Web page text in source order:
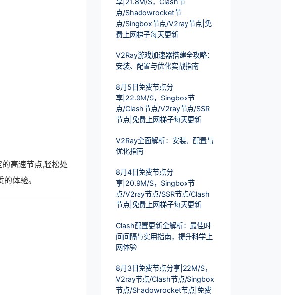
高速节点,轻松处
体验。
享|21.8M/S，Clash节
点/Shadowrocket节
点/Singbox节点/V2ray节点|免
费上网梯子每天更新
V2Ray游戏加速器搭建全攻略：
安装、配置与优化实战指南
8月5日免费节点分
享|22.9M/S，Singbox节
点/Clash节点/V2ray节点/SSR
节点|免费上网梯子每天更新
V2Ray全面解析：安装、配置与
优化指南
8月4日免费节点分
享|20.9M/S，Singbox节
点/V2ray节点/SSR节点/Clash
节点|免费上网梯子每天更新
Clash配置更新全解析：最佳时
间间隔与实用指南，提升科学上
网体验
8月3日免费节点分享|22M/S，
V2ray节点/Clash节点/Singbox
节点/Shadowrocket节点|免费